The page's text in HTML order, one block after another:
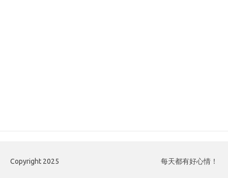
Copyright 2025 每天都有好心情！